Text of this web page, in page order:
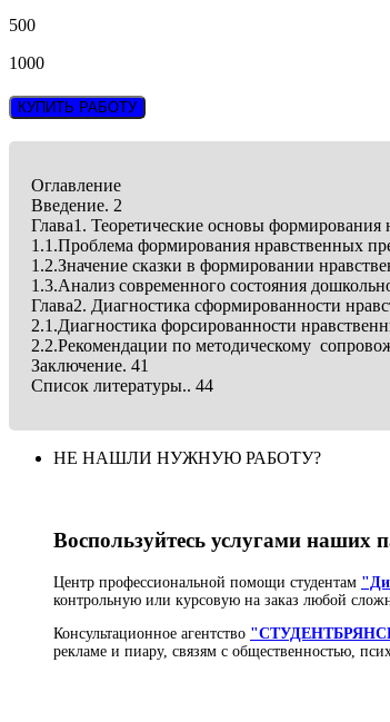
500
1000
КУПИТЬ РАБОТУ
Оглавление
Введение. 2
Глава1. Теоретические основы
1.1.Проблема формирования нравственных
1.2.Значение сказки в формировании
1.3.Анализ современного состояния
Глава2. Диагностика сформированности
2.1.Диагностика форсированности
2.2.Рекомендации по методическому
Заключение. 41
Список литературы.. 44
НЕ НАШЛИ НУЖНУЮ РАБОТУ?
Воспользуйтесь услугами наших
Центр профессиональной помощи студентам
контрольную или курсовую на заказ любой
Консультационное агентство
рекламе и пиару, связям с общественностью,